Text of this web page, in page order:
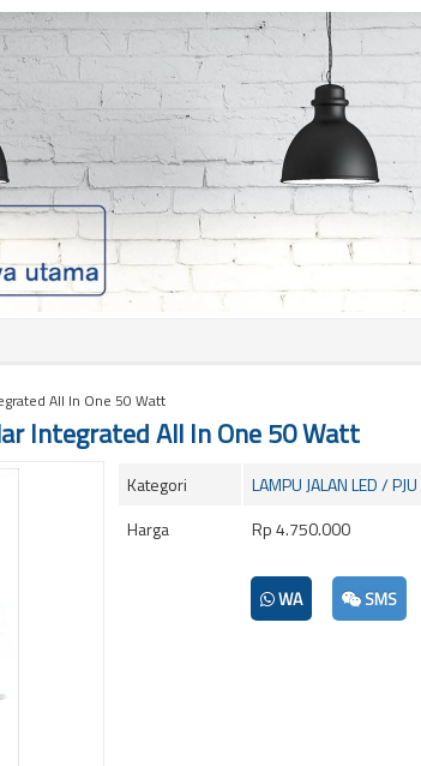
All In One 50 Watt
Integrated All In One 50 Watt
Kategori
LAMPU JALAN LED / PJU
Harga
Rp 4.750.000
WA SMS